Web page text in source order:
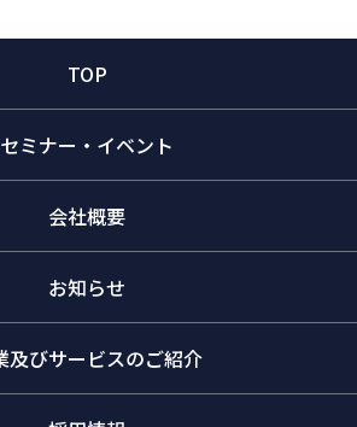
TOP
セミナー・イベント
会社概要
お知らせ
及びサービスのご紹介